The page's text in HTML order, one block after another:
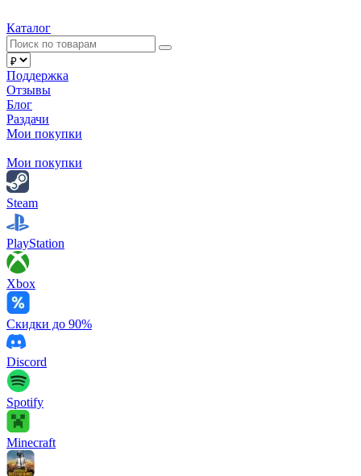
Каталог
Поддержка
Отзывы
Блог
Раздачи
Мои покупки
Мои покупки
Steam
PlayStation
Xbox
Скидки до 90%
Discord
Spotify
Minecraft